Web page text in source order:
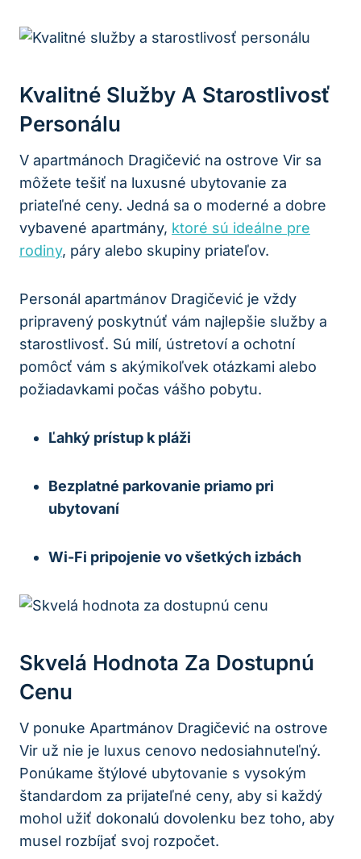
Kvalitné Služby A Starostlivosť
Personálu
V apartmánoch Dragičević na ostrove Vir sa
môžete tešiť na luxusné ubytovanie za
priateľné ceny. Jedná sa o moderné a dobre
vybavené apartmány, ktoré sú ideálne pre
rodiny, páry alebo skupiny priateľov.
Personál apartmánov Dragičević je vždy
pripravený poskytnúť vám najlepšie služby a
starostlivosť. Sú milí, ústretoví a ochotní
pomôcť vám s akýmikoľvek otázkami alebo
požiadavkami počas vášho pobytu.
Ľahký prístup k pláži
Bezplatné parkovanie priamo pri
ubytovaní
Wi-Fi pripojenie vo všetkých izbách
Skvelá Hodnota Za Dostupnú
Cenu
V ponuke Apartmánov Dragičević na ostrove
Vir už nie je luxus cenovo nedosiahnuteľný.
Ponúkame štýlové ubytovanie s vysokým
štandardom za prijateľné ceny, aby si každý
mohol užiť dokonalú dovolenku bez toho, aby
musel rozbíjať svoj rozpočet.